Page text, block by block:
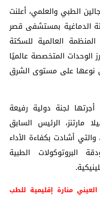
الطبي والعلمي، أعلنت
الدماغية بمستشفى قصر
العالمية للسكتة
الوحدات المتخصصة عالميًا
نوعها على مستوى الشرق
أجرتها لجنة دولية رفيعة
مارتنز، الرئيس السابق
أشادت بكفاءة الأداء
البروتوكولات الطبية
منارة إقليمية للطب